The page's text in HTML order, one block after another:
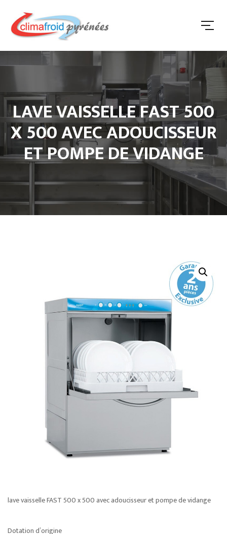
LAVE VAISSELLE FAST 500
X 500 AVEC ADOUCISSEUR
ET POMPE DE VIDANGE
lave vaisselle FAST 500 x 500 avec adoucisseur et pompe de vidange
Dotation d’origine